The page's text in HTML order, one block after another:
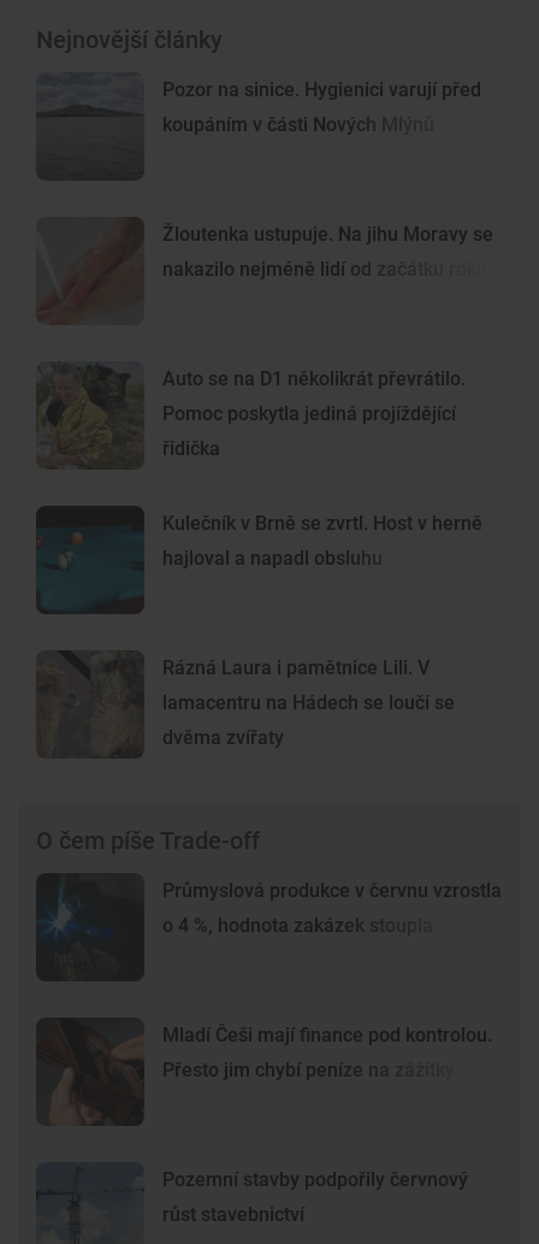
Nejnovější články
Pozor na sinice. Hygienici varují před
koupáním v části Nových Mlýnů
Žloutenka ustupuje. Na jihu Moravy se
nakazilo nejméně lidí od začátku roku
Auto se na D1 několikrát převrátilo.
Pomoc poskytla jediná projíždějící
řidička
Kulečník v Brně se zvrtl. Host v herně
hajloval a napadl obsluhu
Rázná Laura i pamětnice Lili. V
lamacentru na Hádech se loučí se
dvěma zvířaty
O čem píše Trade-off
Průmyslová produkce v červnu vzrostla
o 4 %, hodnota zakázek stoupla
Mladí Češi mají finance pod kontrolou.
Přesto jim chybí peníze na zážitky
Pozemní stavby podpořily červnový
růst stavebnictví